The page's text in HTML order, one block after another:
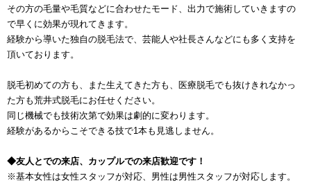
その方の毛量や毛質などに合わせたモード、出力で施術していきますの
で早くに効果が現れてきます。
経験から導いた独自の脱毛法で、芸能人や社長さんなどにも多く支持を
頂いております。
脱毛初めての方も、また生えてきた方も、医療脱毛でも抜けきれなかっ
た方も荒井式脱毛にお任せください。
同じ機械でも技術次第で効果は劇的に変わります。
経験があるからこそできる技で1本も見逃しません。
◆友人とでの来店、カップルでの来店歓迎です！
※基本女性は女性スタッフが対応、男性は男性スタッフが対応します。